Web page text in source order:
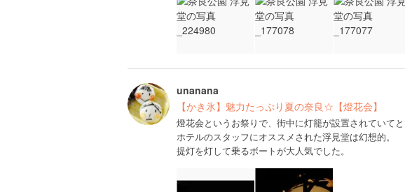
unanana
【かき氷】魅力たっぷり夏の奈良☆【燈花会】
燈花会というお祭りで、街中に灯籠が設置されていてと
ホテルのスタッフにオススメされた浮見堂は幻想的。
提灯を灯して乗るボートが大人気でした。